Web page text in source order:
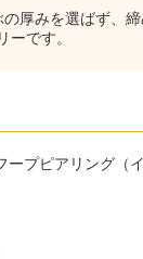
厚みを選ばず、
です。
プピアリング（